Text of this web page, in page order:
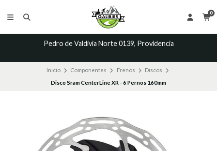
0
Pedro de Valdivia Norte 0139, Providencia
Inicio Componentes Frenos
Discos
Disco Sram CenterLine XR - 6 Pernos 160mm